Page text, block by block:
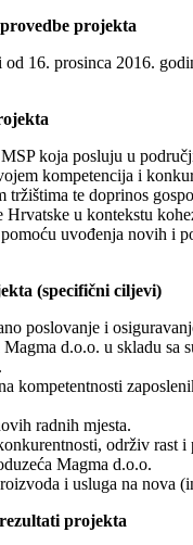
projekta
16. prosinca 2016.
koja posluju u
kompetencija i
tržištima te doprinos
Hrvatske u kontekstu
uvođenja novih i
(specifični ciljevi)
poslovanje i
d.o.o. u skladu sa
kompetentnosti
radnih mjesta.
održiv rast i
Magma d.o.o.
i usluga na nova
projekta